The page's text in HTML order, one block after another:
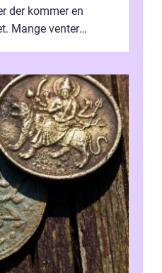
der kommer en
Mange venter